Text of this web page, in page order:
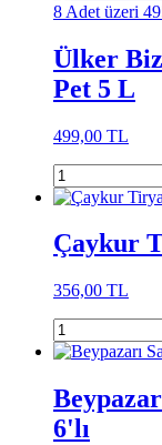
8 Adet üzeri
Ülker
Pet 5 L
499,00 TL
Çaykur
356,00 TL
6'lı